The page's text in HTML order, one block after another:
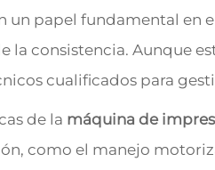
un papel fundamental en
la consistencia. Aunque
cualificados para
de la máquina de
como el manejo